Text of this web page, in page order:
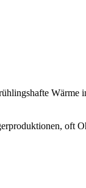
oft